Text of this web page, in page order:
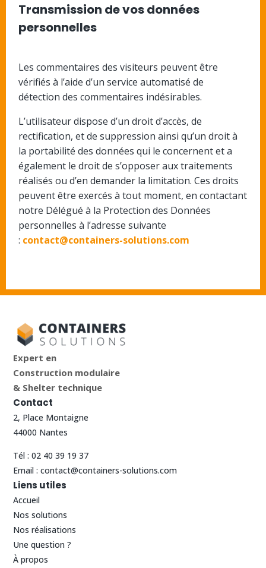
Transmission de vos données
personnelles
Les commentaires des visiteurs peuvent être
vérifiés à l’aide d’un service automatisé de
détection des commentaires indésirables.
L’utilisateur dispose d’un droit d’accès, de
rectification, et de suppression ainsi qu’un droit à
la portabilité des données qui le concernent et a
également le droit de s’opposer aux traitements
réalisés ou d’en demander la limitation. Ces droits
peuvent être exercés à tout moment, en contactant
notre Délégué à la Protection des Données
personnelles à l’adresse suivante
: contact@containers-solutions.com
Expert en
Construction modulaire
& Shelter technique
Contact
2, Place Montaigne
44000 Nantes
Tél :02 40 39 19 37
Email :contact@containers-solutions.com
Liens utiles
Accueil
Nos solutions
Nos réalisations
Une question ?
À propos